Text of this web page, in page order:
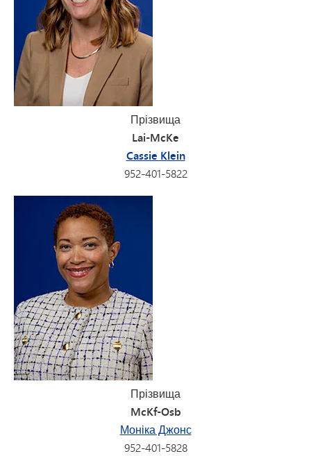
Прізвища
Lai-McKe
Cassie Klein
952-401-5822
Прізвища
McKf-Osb
Моніка Джонс
952-401-5828